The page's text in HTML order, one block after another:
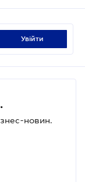
увійти
новин.